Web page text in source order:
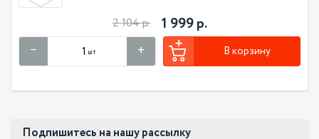
2 104 р. 1 999 р.
шт В корзину
Подпишитесь на нашу рассылку